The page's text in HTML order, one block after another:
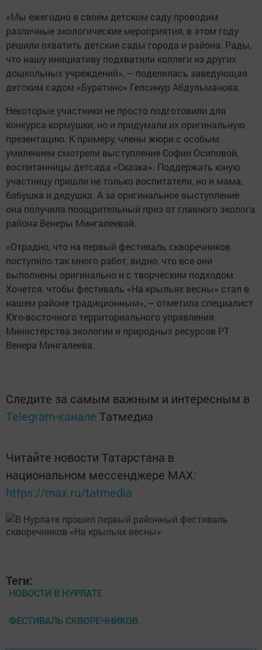
«Мы ежегодно в своем детском саду проводим
различные экологические мероприятия, в этом году
решили охватить детские сады города и района. Рады,
что нашу инициативу подхватили коллеги из других
дошкольных учреждений», – поделилась заведующая
детским садом «Буратино» Гелсинур Абдульманова.
Некоторые участники не просто подготовили для
конкурса кормушки, но и придумали их оригинальную
презентацию. К примеру, члены жюри с особым
умилением смотрели выступление Софии Осиповой,
воспитанницы детсада «Сказка». Поддержать юную
участницу пришли не только воспитатели, но и мама,
бабушка и дедушка. А за оригинальное выступление
она получила поощрительный приз от главного эколога
района Венеры Мингалеевой.
«Отрадно, что на первый фестиваль скворечников
поступило так много работ, видно, что все они
выполнены оригинально и с творческим подходом.
Хочется, чтобы фестиваль «На крыльях весны» стал в
нашем районе традиционным», – отметила специалист
Юго-восточного территориального управления
Министерства экологии и природных ресурсов РТ
Венера Мингалеева.
Следите за самым важным и интересным в
Telegram-канале Татмедиа
Читайте новости Татарстана в
национальном мессенджере MАХ:
https://max.ru/tatmedia
Теги:
НОВОСТИ В НУРЛАТЕ
ФЕСТИВАЛЬ СКВОРЕЧНИКОВ